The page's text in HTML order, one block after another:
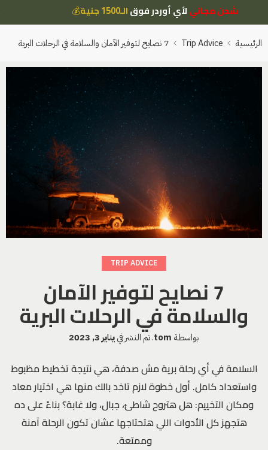
شحن مجانيلأي أوردر فوقالـ1500 جنية 💰
الرئيسية Trip Advice 7 نصايح لتوفير الآمان والسلامة في الرحلات البرية
TRIP ADVICE
7 نصايح لتوفير الآمان
والسلامة في الرحلات البرية
بواسطة tom
.تم النشر فييناير 3, 2023
السلامة في أي رحلة برية مش صدفة، هي نتيجة تخطيط مظبوط
واستعداد كامل. أول خطوة لازم تاخد بالك منها هي اختيار معاد
ومكان التخييم: هل هتروح شاطئ، جبال، ولا غابة؟ بناءً على ده
هتجهز كل الأدوات اللي هتحتاجها عشان تكون الرحلة آمنة
وممتعة.